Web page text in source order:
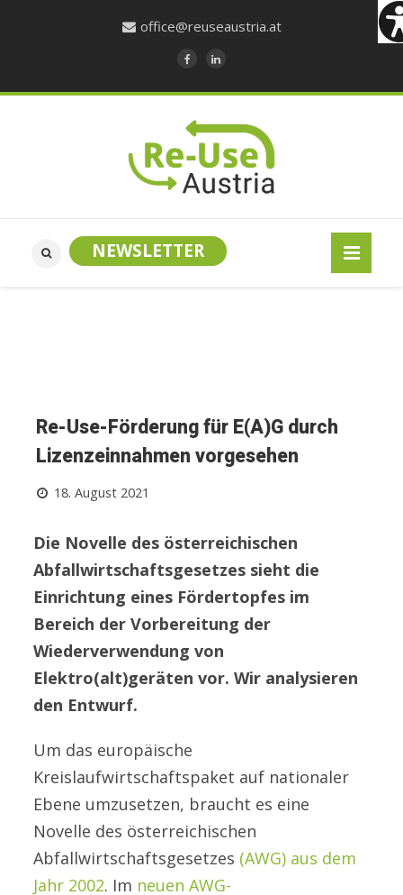
office@reuseaustria.at
NEWSLETTER
Re-Use-Förderung für E(A)G durch
Lizenzeinnahmen vorgesehen
18. August 2021
Die Novelle des österreichischen
Abfallwirtschaftsgesetzes sieht die
Einrichtung eines Fördertopfes im
Bereich der Vorbereitung der
Wiederverwendung von
Elektro(alt)geräten vor. Wir analysieren
den Entwurf.
Um das europäische
Kreislaufwirtschaftspaket auf nationaler
Ebene umzusetzen, braucht es eine
Novelle des österreichischen
Abfallwirtschaftsgesetzes (AWG) aus dem
Jahr 2002. Im neuen AWG-